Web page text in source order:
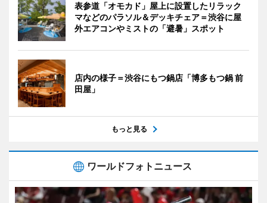
表参道「オモカド」屋上に設置したリラック
マなどのパラソル＆デッキチェア＝渋谷に屋
外エアコンやミストの「避暑」スポット
店内の様子＝渋谷にもつ鍋店「博多もつ鍋 前
田屋」
もっと見る
ワールドフォトニュース